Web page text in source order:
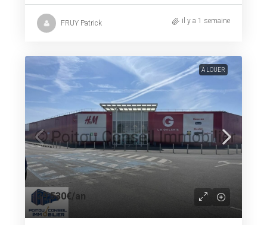
FRUY Patrick il y a 1 semaine
A LOUER
39 530€/an